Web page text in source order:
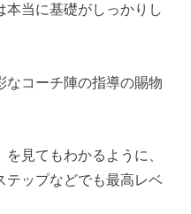
本当に基礎がしっかりし
なコーチ陣の指導の賜物
見てもわかるように、
テップなどでも最高レベ